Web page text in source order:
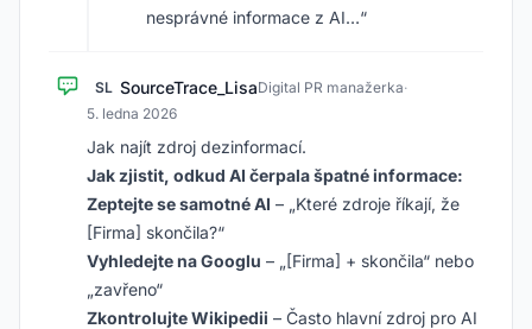
nesprávné informace z AI…“
SL SourceTrace_LisaDigital PR manažerka·
5. ledna 2026
Jak najít zdroj dezinformací.
Jak zjistit, odkud AI čerpala špatné informace:
Zeptejte se samotné AI – „Které zdroje říkají, že
[Firma] skončila?“
Vyhledejte na Googlu – „[Firma] + skončila“ nebo
„zavřeno“
Zkontrolujte Wikipedii – Často hlavní zdroj pro AI